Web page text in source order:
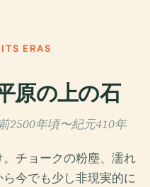
ERAS
原の上の石
2500年頃〜紀元410年
チョークの粉塵、濡れ
今でも少し非現実的に